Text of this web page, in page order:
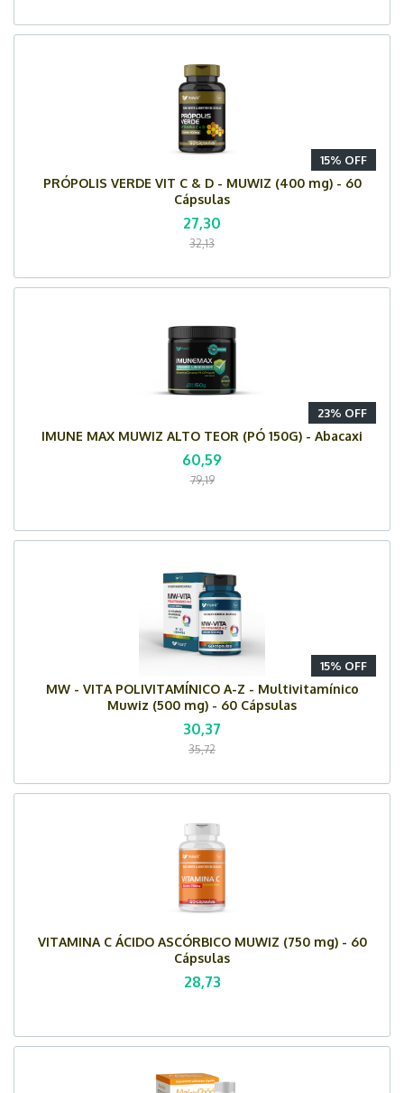
15% OFF
PRÓPOLIS VERDE VIT C & D - MUWIZ (400 mg) - 60
Cápsulas
27,30
32,13
23% OFF
IMUNE MAX MUWIZ ALTO TEOR (PÓ 150G) - Abacaxi
60,59
79,19
15% OFF
MW - VITA POLIVITAMÍNICO A-Z - Multivitamínico
Muwiz (500 mg) - 60 Cápsulas
30,37
35,72
VITAMINA C ÁCIDO ASCÓRBICO MUWIZ (750 mg) - 60
Cápsulas
28,73